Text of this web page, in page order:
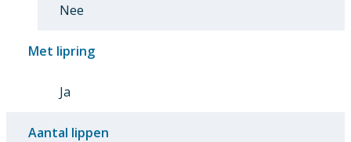
Nee
Met lipring
Ja
Aantal lippen